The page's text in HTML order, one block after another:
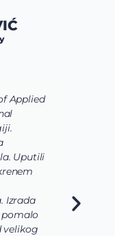
Applied
Uputili
Izrada
velikog